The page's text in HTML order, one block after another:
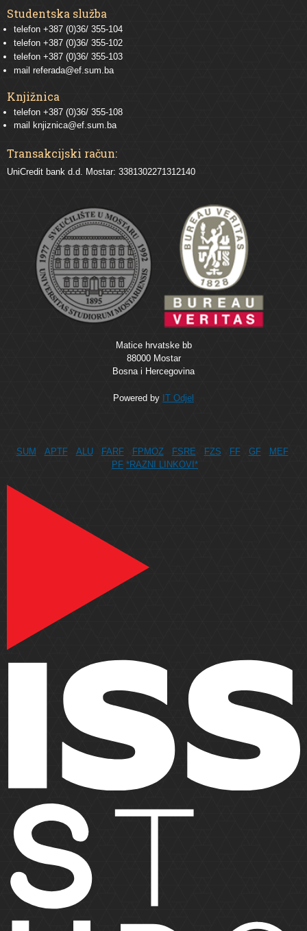
Studentska služba
telefon +387 (0)36/ 355-104
telefon +387 (0)36/ 355-102
telefon +387 (0)36/ 355-103
mail referada@ef.sum.ba
Knjižnica
telefon +387 (0)36/ 355-108
mail
knjiznica@ef.sum.ba
Transakcijski račun:
UniCredit bank d.d. Mostar: 3381302271312140
Matice hrvatske bb
88000 Mostar
Bosna i Hercegovina
Powered by IT Odjel
SUM APTF ALU FARF FPMOZ FSRE FZS FF GF
MEF
PF *RAZNI LINKOVI*